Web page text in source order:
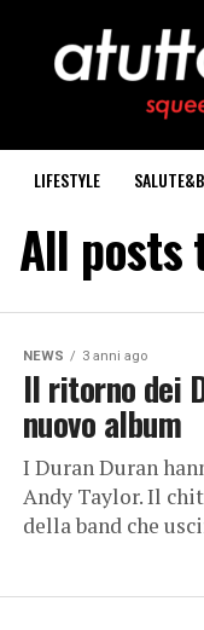
LIFESTYLE
All posts
NEWS 3 anni ago
Il ritorno dei
nuovo album
I Duran Duran
Andy Taylor. Il
della band che